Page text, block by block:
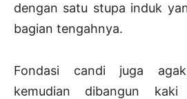
dengan satu stupa induk
bagian tengahnya.
Fondasi candi juga
kemudian dibangun